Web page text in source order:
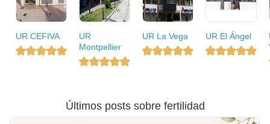
UR CEFIVA
UR
Montpellier
UR La Vega UR El Ángel
Últimos posts sobre fertilidad